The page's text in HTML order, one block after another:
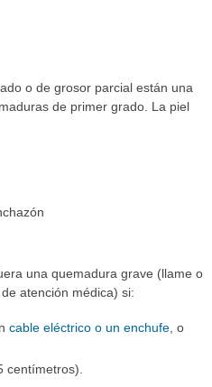
o de grosor parcial están una
de primer grado. La piel
una quemadura grave (llame o
atención médica) si:
cable eléctrico o un enchufe, o
centímetros).